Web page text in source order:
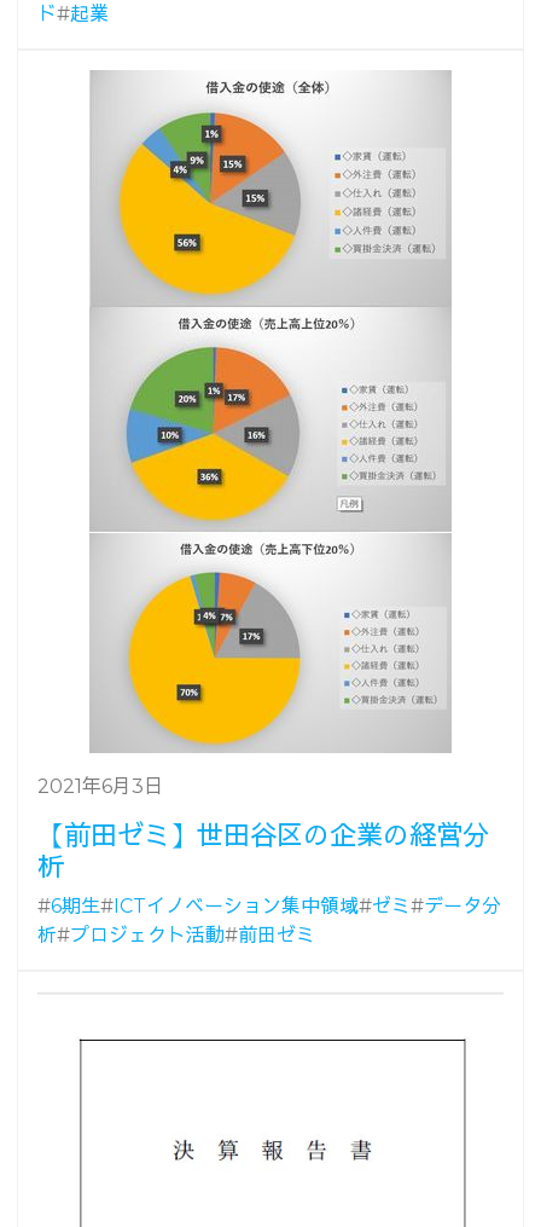
ド#起業
2021年6月3日
【前田ゼミ】世田谷区の企業の経営分
析
#6期生#ICTイノベーション集中領域#ゼミ#データ分
析#プロジェクト活動#前田ゼミ